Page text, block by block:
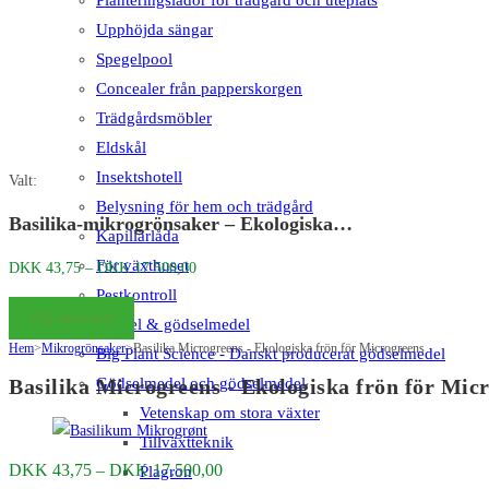
Upphöjda sängar
Spegelpool
Concealer från papperskorgen
Trädgårdsmöbler
Eldskål
Insektshotell
Belysning för hem och trädgård
Kapillärlåda
För växthuset
Pestkontroll
Gödselmedel & gödselmedel
Big Plant Science - Danskt producerat gödselmedel
Gödselmedel och gödselmedel
Vetenskap om stora växter
Tillväxtteknik
Plagron
Valt:
Basilika-mikrogrönsaker – Ekologiska…
DKK 43,75 – DKK17.500,00Prisintervall:
till
DKK 17.500,00
Välj alternativ
Hem>Mikrogrönsaker>Basilika Microgreens - Ekologiska frön för Microgreens
Basilika Microgreens - Ekologiska frön för
DKK 43,75 – DKK17.500,00Prisintervall: